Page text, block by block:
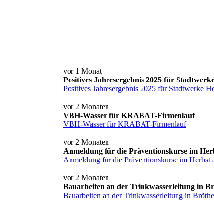
vor 1 Monat
Positives Jahresergebnis 2025 für
Positives Jahresergebnis 2025 für Stadtwerke
vor 2 Monaten
VBH-Wasser für KRABAT-Firmenlauf
VBH-Wasser für KRABAT-Firmenlauf
vor 2 Monaten
Anmeldung für die Präventionskurse im
Anmeldung für die Präventionskurse im Herbst
vor 2 Monaten
Bauarbeiten an der Trinkwasserleitung in
Bauarbeiten an der Trinkwasserleitung in